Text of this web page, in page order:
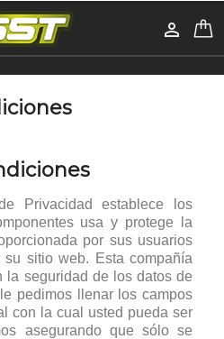

Privacidad establece los
usa y protege la
por sus usuarios
sitio web. Esta compañía
la seguridad de los datos de
pedimos llenar los campos
con la cual usted pueda ser
asegurando que sólo se